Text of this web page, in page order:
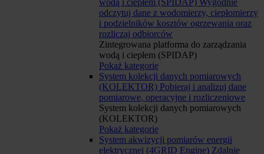
wodą i ciepłem (SPIDAP) Wygodnie
odczytuj dane z wodomierzy, ciepłomierzy
i podzielników kosztów ogrzewania oraz
rozliczaj odbiorców
Zintegrowana platforma do zarządzania
wodą i ciepłem (SPIDAP)
Pokaż kategorię
System kolekcji danych pomiarowych
(KOLEKTOR) Pobieraj i analizuj dane
pomiarowe, operacyjne i rozliczeniowe
System kolekcji danych pomiarowych
(KOLEKTOR)
Pokaż kategorię
System akwizycji pomiarów energii
elektrycznej (4GRID Engine) Zdalnie